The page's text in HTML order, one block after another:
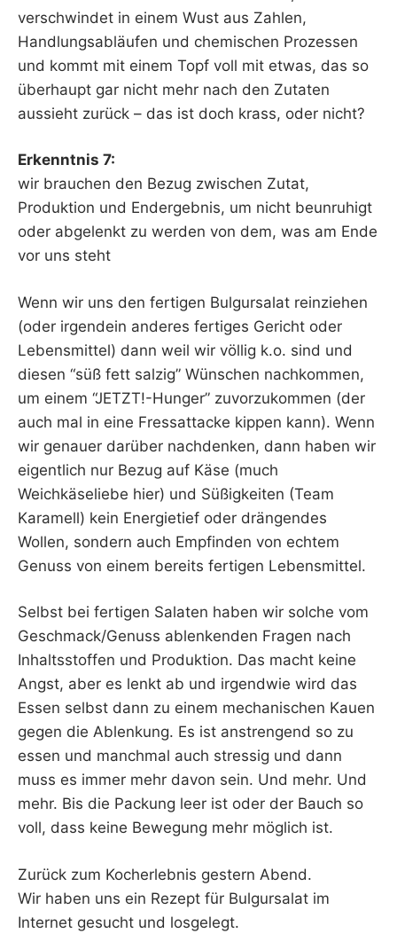
verschwindet in einem Wust aus Zahlen,
Handlungsabläufen und chemischen Prozessen
und kommt mit einem Topf voll mit etwas, das so
überhaupt gar nicht mehr nach den Zutaten
aussieht zurück – das ist doch krass, oder nicht?
Erkenntnis 7:
wir brauchen den Bezug zwischen Zutat,
Produktion und Endergebnis, um nicht beunruhigt
oder abgelenkt zu werden von dem, was am Ende
vor uns steht
Wenn wir uns den fertigen Bulgursalat reinziehen
(oder irgendein anderes fertiges Gericht oder
Lebensmittel) dann weil wir völlig k.o. sind und
diesen “süß fett salzig” Wünschen nachkommen,
um einem “JETZT!-Hunger” zuvorzukommen (der
auch mal in eine Fressattacke kippen kann). Wenn
wir genauer darüber nachdenken, dann haben wir
eigentlich nur Bezug auf Käse (much
Weichkäseliebe hier) und Süßigkeiten (Team
Karamell) kein Energietief oder drängendes
Wollen, sondern auch Empfinden von echtem
Genuss von einem bereits fertigen Lebensmittel.
Selbst bei fertigen Salaten haben wir solche vom
Geschmack/Genuss ablenkenden Fragen nach
Inhaltsstoffen und Produktion. Das macht keine
Angst, aber es lenkt ab und irgendwie wird das
Essen selbst dann zu einem mechanischen Kauen
gegen die Ablenkung. Es ist anstrengend so zu
essen und manchmal auch stressig und dann
muss es immer mehr davon sein. Und mehr. Und
mehr. Bis die Packung leer ist oder der Bauch so
voll, dass keine Bewegung mehr möglich ist.
Zurück zum Kocherlebnis gestern Abend.
Wir haben uns ein Rezept für Bulgursalat im
Internet gesucht und losgelegt.